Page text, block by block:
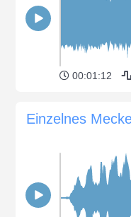
00:01:12
Einzelnes